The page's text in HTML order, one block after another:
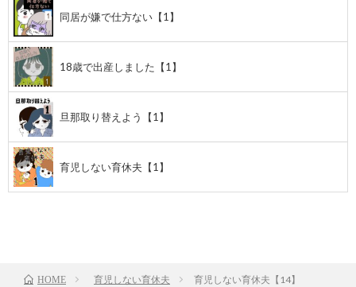
同居が嫌で仕方ない【1】
18歳で出産しました【1】
旦那取り替えよう【1】
育児しない育休夫【1】
HOME 育児しない育休夫 育児しない育休夫【14】